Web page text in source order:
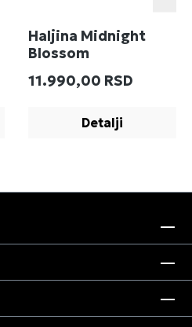
Haljina Midnight
Blossom
Redovna cena:
11.990,00 RSD
Detalji